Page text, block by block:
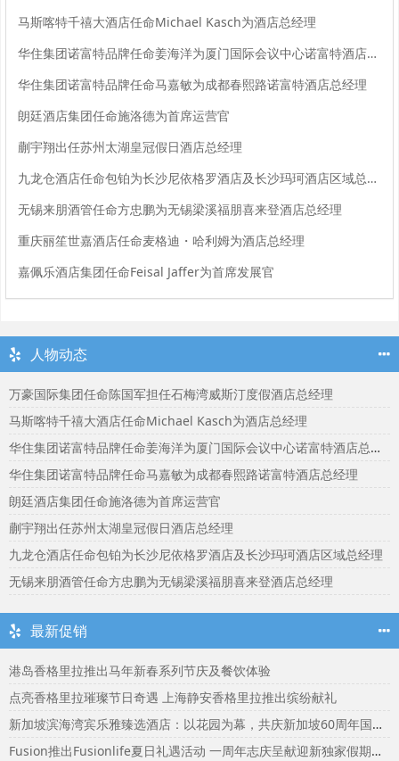
马斯喀特千禧大酒店任命Michael Kasch为酒店总经理
华住集团诺富特品牌任命姜海洋为厦门国际会议中心诺富特酒店总经理
华住集团诺富特品牌任命马嘉敏为成都春熙路诺富特酒店总经理
朗廷酒店集团任命施洛德为首席运营官
蒯宇翔出任苏州太湖皇冠假日酒店总经理
九龙仓酒店任命包铂为长沙尼依格罗酒店及长沙玛珂酒店区域总经理
无锡来朋酒管任命方忠鹏为无锡梁溪福朋喜来登酒店总经理
重庆丽笙世嘉酒店任命麦格迪・哈利姆为酒店总经理
嘉佩乐酒店集团任命Feisal Jaffer为首席发展官
人物动态
万豪国际集团任命陈国军担任石梅湾威斯汀度假酒店总经理
马斯喀特千禧大酒店任命Michael Kasch为酒店总经理
华住集团诺富特品牌任命姜海洋为厦门国际会议中心诺富特酒店总经理
华住集团诺富特品牌任命马嘉敏为成都春熙路诺富特酒店总经理
朗廷酒店集团任命施洛德为首席运营官
蒯宇翔出任苏州太湖皇冠假日酒店总经理
九龙仓酒店任命包铂为长沙尼依格罗酒店及长沙玛珂酒店区域总经理
无锡来朋酒管任命方忠鹏为无锡梁溪福朋喜来登酒店总经理
最新促销
港岛香格里拉推出马年新春系列节庆及餐饮体验
点亮香格里拉璀璨节日奇遇 上海静安香格里拉推出缤纷献礼
新加坡滨海湾宾乐雅臻选酒店：以花园为幕，共庆新加坡60周年国庆盛宴
Fusion推出Fusionlife夏日礼遇活动 一周年志庆呈献迎新独家假期奖赏